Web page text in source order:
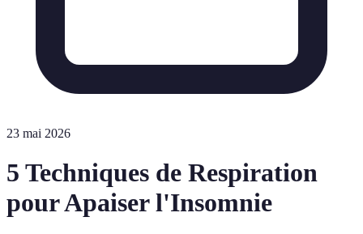
23 mai 2026
5 Techniques de Respiration
pour Apaiser l'Insomnie